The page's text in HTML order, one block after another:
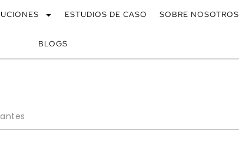
ESTUDIOS DE CASO SOBRE NOSOTROS
BLOGS